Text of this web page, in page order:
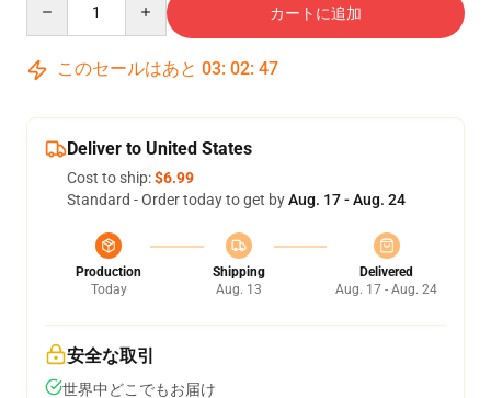
カートに追加
このセールはあと 03: 02: 46
Deliver to United States
Cost to ship:$6.99
Standard - Order today to get byAug. 17 - Aug. 24
Production
Today
Shipping
Aug. 13
Delivered
Aug. 17 - Aug. 24
安全な取引
世界中どこでもお届け